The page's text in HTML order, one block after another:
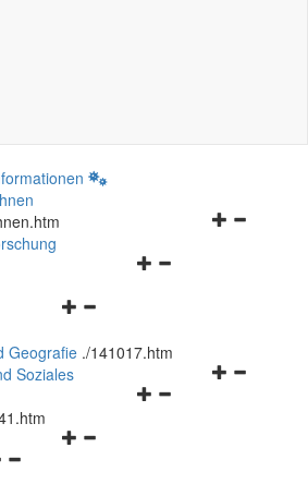
Navigationsmenü
Navigationsmenü
und
schließen
Geografie ./141017.htm
Navigationsmenü
Soziales
Navigationsmenü